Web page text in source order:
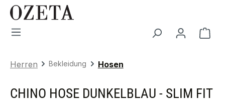
Zum Hauptinhalt springen
Herren Bekleidung Hosen
CHINO HOSE DUNKELBLAU - SLIM FIT